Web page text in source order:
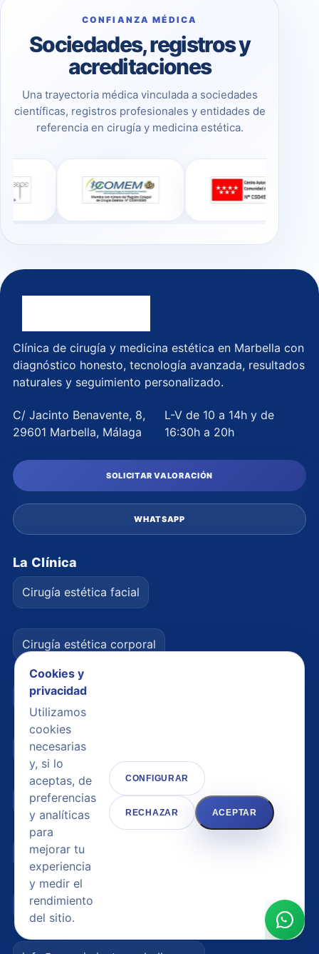
CONFIANZA MÉDICA
Sociedades, registros y
acreditaciones
Una trayectoria médica vinculada a sociedades
científicas, registros profesionales y entidades de
referencia en cirugía y medicina estética.
Clínica de cirugía y medicina estética en Marbella con
diagnóstico honesto, tecnología avanzada, resultados
naturales y seguimiento personalizado.
C/ Jacinto Benavente, 8,
29601 Marbella, Málaga
L-V de 10 a 14h y de
16:30h a 20h
SOLICITAR VALORACIÓN
WHATSAPP
La Clínica
Cirugía estética facial
Cirugía estética corporal
Medicina estética facial
Medicina estética corporal
Nosotros
Contacto
656 82 97 45
Cookies y
privacidad
Utilizamos
cookies
necesarias
y, si lo
aceptas, de
preferencias
y analíticas
para
mejorar tu
experiencia
y medir el
rendimiento
del sitio.
CONFIGURAR
RECHAZAR ACEPTAR